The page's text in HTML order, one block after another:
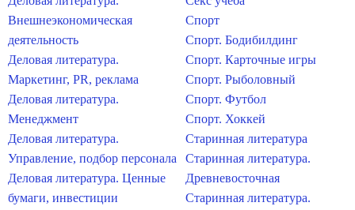
Внешнеэкономическая
деятельность
Деловая литература.
Маркетинг, PR, реклама
Деловая литература.
Менеджмент
Деловая литература.
Управление, подбор персонала
Деловая литература. Ценные
бумаги, инвестиции
Спорт
Спорт. Бодибилдинг
Спорт. Карточные игры
Спорт. Рыболовный
Спорт. Футбол
Спорт. Хоккей
Старинная литература
Старинная литература.
Древневосточная
Старинная литература.